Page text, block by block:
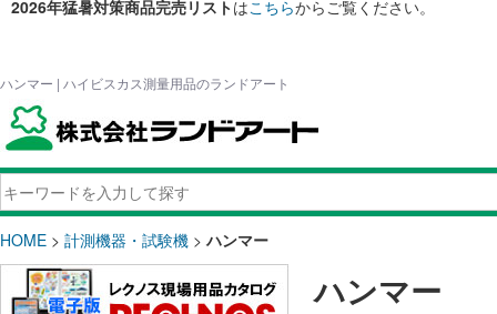
2026年猛暑対策商品完売リストはこちらからご覧ください。
ハンマー | ハイビスカス測量用品のランドアート
HOME > 計測機器・試験機 >ハンマー
ハンマー